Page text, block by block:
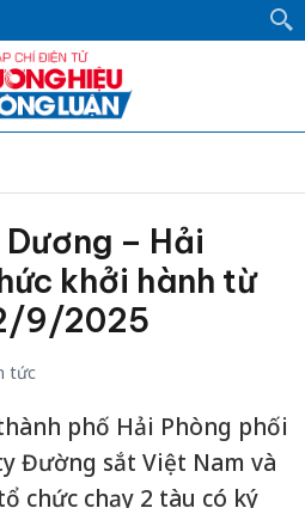
– Hải
khởi hành từ
9/2025
tức
phố Hải Phòng phối
Đường sắt Việt Nam và
chức chạy 2 tàu có ký